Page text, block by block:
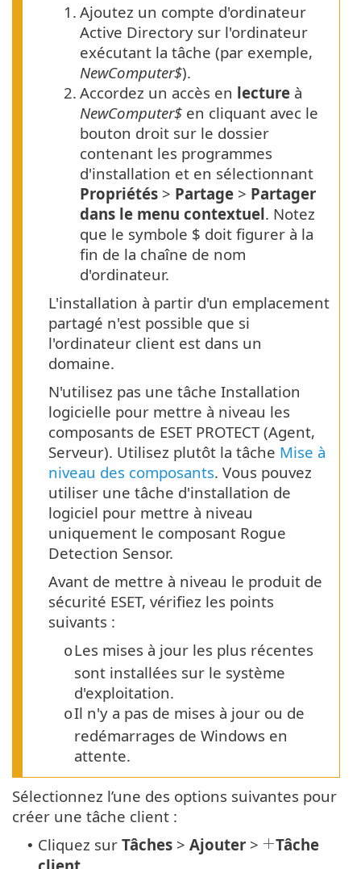
1. Ajoutez un compte d'ordinateur
Active Directory sur l'ordinateur
exécutant la tâche (par exemple,
NewComputer$).
2. Accordez un accès en lecture à
NewComputer$ en cliquant avec le
bouton droit sur le dossier
contenant les programmes
d'installation et en sélectionnant
Propriétés > Partage > Partager
dans le menu contextuel. Notez
que le symbole $ doit figurer à la
fin de la chaîne de nom
d'ordinateur.
L'installation à partir d'un emplacement
partagé n'est possible que si
l'ordinateur client est dans un
domaine.
N'utilisez pas une tâche Installation
logicielle pour mettre à niveau les
composants de ESET PROTECT (Agent,
Serveur). Utilisez plutôt la tâche Mise à
niveau des composants. Vous pouvez
utiliser une tâche d'installation de
logiciel pour mettre à niveau
uniquement le composant Rogue
Detection Sensor.
Avant de mettre à niveau le produit de
sécurité ESET, vérifiez les points
suivants :
oLes mises à jour les plus récentes
sont installées sur le système
d'exploitation.
oIl n'y a pas de mises à jour ou de
redémarrages de Windows en
attente.
Sélectionnez l’une des options suivantes pour
créer une tâche client :
• Cliquez sur Tâches > Ajouter >
Tâche